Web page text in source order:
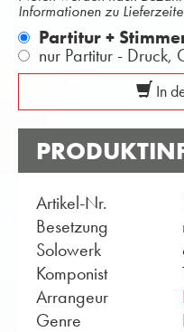
Informationen zu
Partitur +
nur Partitur - Druck,
In
Artikel-Nr.
Besetzung
Solowerk
Komponist
Arrangeur
Genre